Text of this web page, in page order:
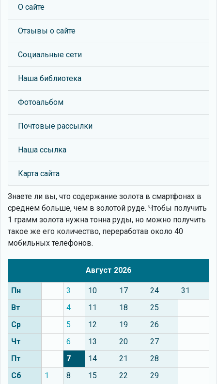
О сайте
Отзывы о сайте
Социальные сети
Наша библиотека
Фотоальбом
Почтовые рассылки
Наша ссылка
Карта сайта
Знаете ли вы, что содержание золота в смартфонах в
среднем больше, чем в золотой руде. Чтобы получить
1 грамм золота нужна тонна руды, но можно получить
такое же его количество, переработав около 40
мобильных телефонов.
Август 2026
Пн 3 10 17 24
31
Вт
4 11 18
25
Ср
5 12 19
26
Чт
6 13 20
27
Пт
7 14 21
28
Сб
1 8 15 22 29